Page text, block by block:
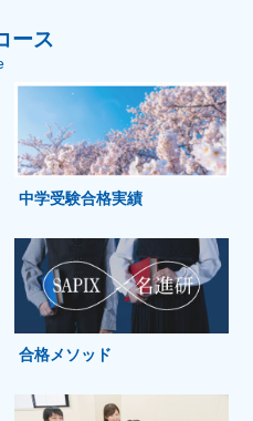
ース
中学受験合格実績
合格メソッド